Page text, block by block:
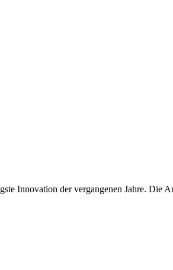
Innovation der vergangenen Jahre. Die